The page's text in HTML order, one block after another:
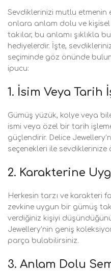
Sevdiklerinizi mutlu etmenin
onlara anlam dolu ve kişisel
takılar, bu anlamı şıklıkla
hediyelerdir. İşte,
seçiminde göz önünde
ipucu:
1. İsim Veya Tarih
Gümüş yüzük, kolye veya
ismi veya özel bir tarih
güçlendirir. Delice
seçenekleri ile sevdiklerinize
2. Karakterine
Herkesin tarzı ve karakteri
zevkine uygun bir gümüş
verdiğiniz kişiyi
Jewellery’nin geniş
parça bulabilirsiniz.
3. Anlam Dolu